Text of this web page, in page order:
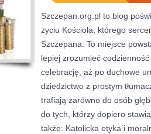
Szczepan.org.pl to blog
życiu Kościoła, którego
Szczepana. To miejsce
lepiej zrozumieć
celebrację, aż po duchowe
dziedzictwo z prostym
trafiają zarówno do osób
do tych, którzy dopiero
także: Katolicka etyka i